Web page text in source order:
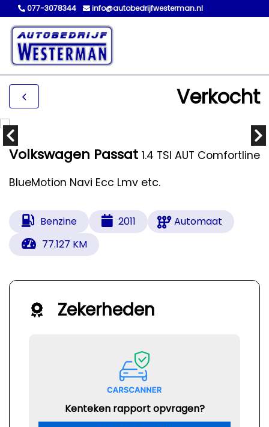
077-3078344 info@autobedrijfwesterman.nl
Verkocht
Volkswagen Passat 1.4 TSI AUT Comfortline
BlueMotion Navi Ecc Lmv etc.
Benzine 2011
Automaat
77.127 KM
Zekerheden
Kenteken rapport opvragen?